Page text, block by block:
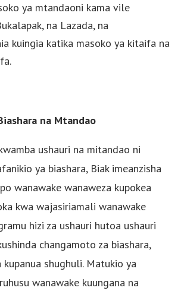
ya mtandaoni kama vile
na Lazada, na
kuingia katika masoko ya kitaifa na
na Mtandao
ushauri na mitandao ni
ya biashara, Biak imeanzisha
wanawake wanaweza kupokea
kwa wajasiriamali wanawake
hizi za ushauri hutoa ushauri
changamoto za biashara,
shughuli. Matukio ya
wanawake kuungana na